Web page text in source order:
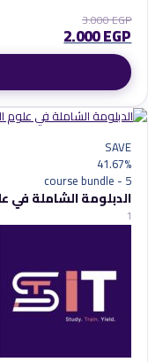
3.000EGP
2.000EGP
SAVE
41.67%
5
- course bundle
الدبلومة الشاملة في
1